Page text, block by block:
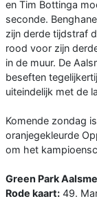
en Tim Bottinga
seconde.
zijn derde tijdstraf
rood voor zijn
in de muur. De
beseften
uiteindelijk met de
Komende zondag
oranjegekleurde
om het
Green Park
Rode kaart: 49.